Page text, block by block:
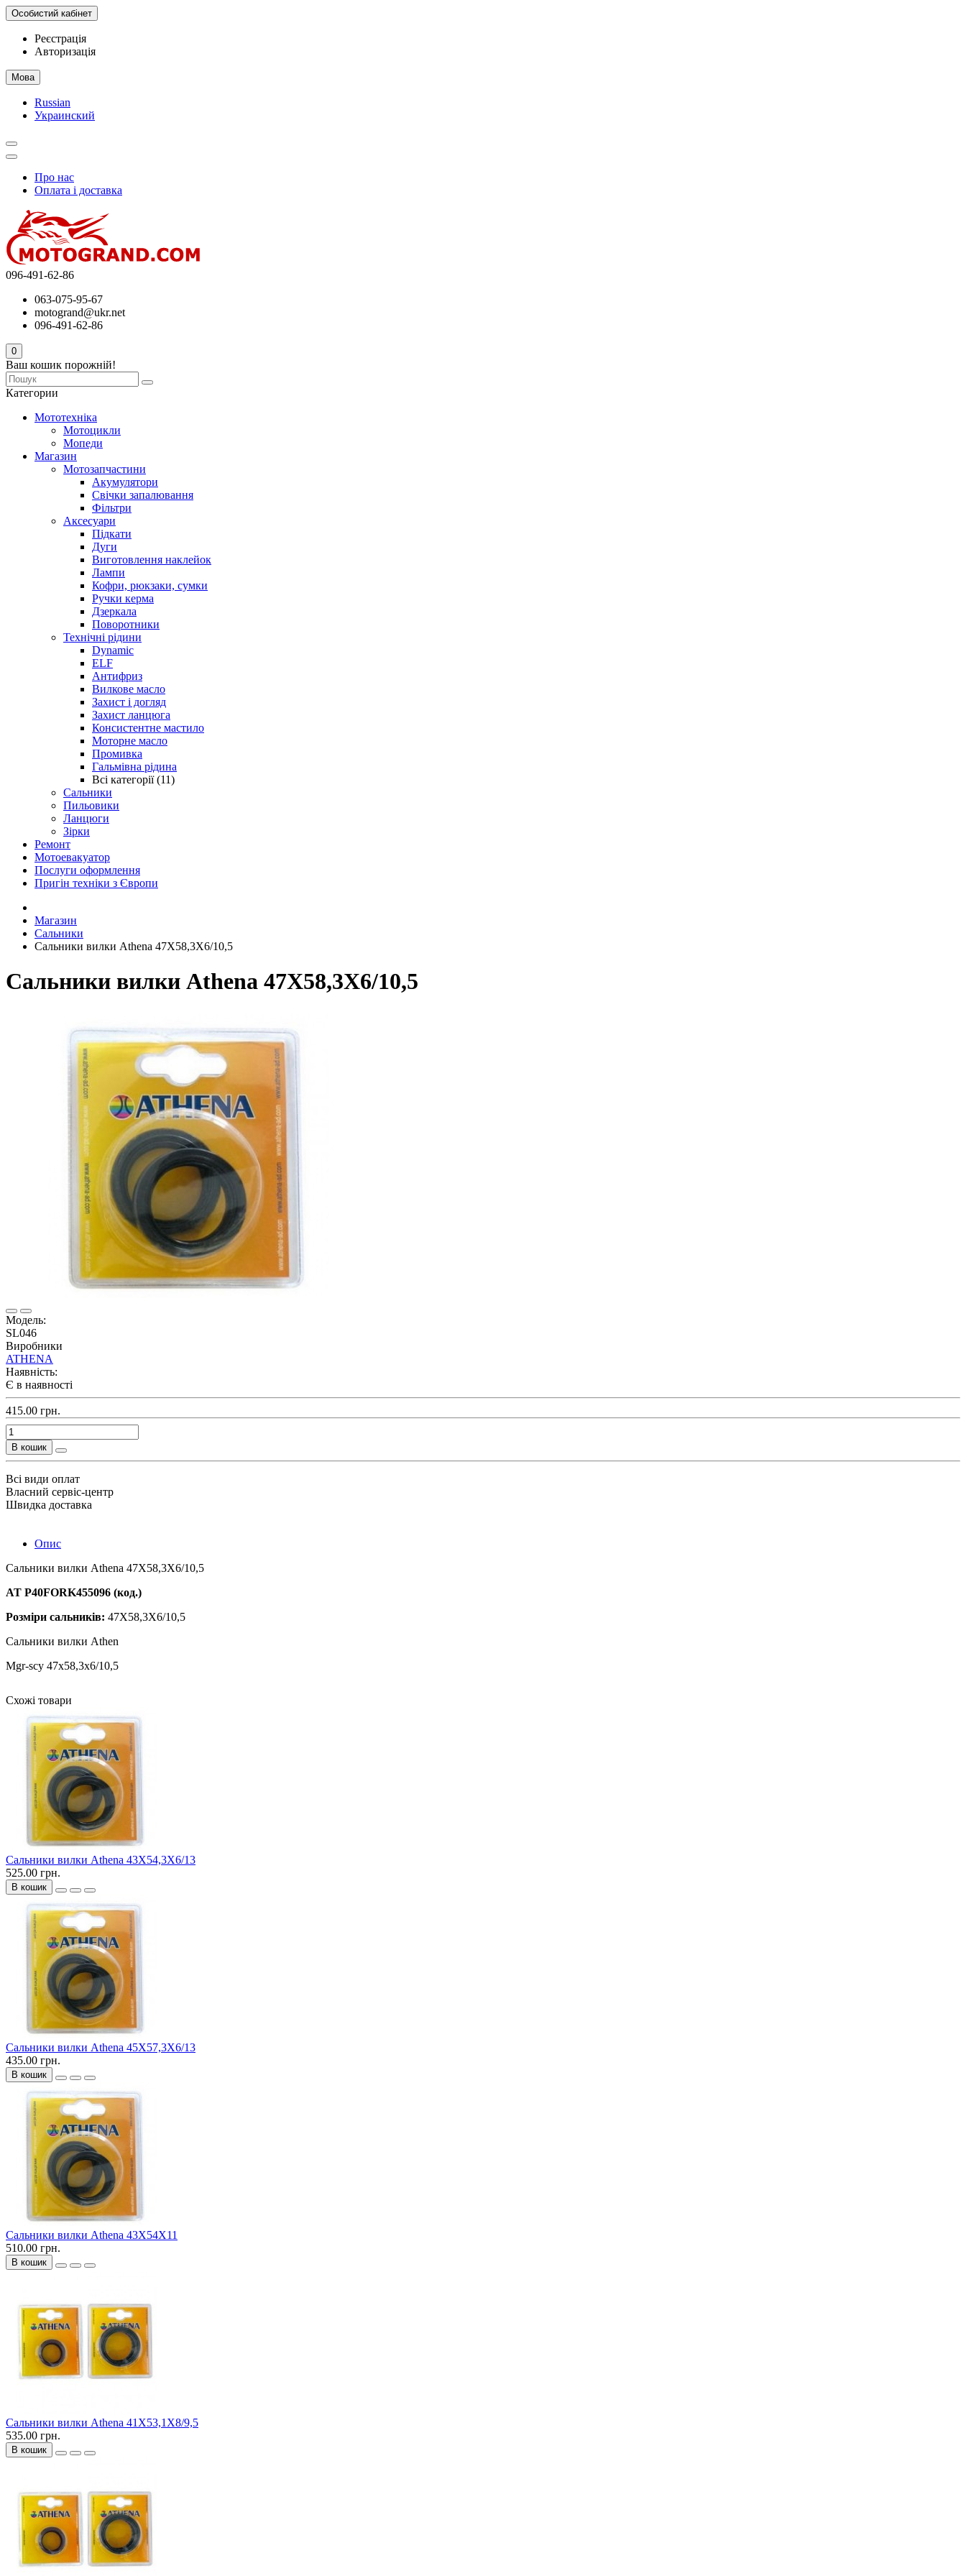
Особистий кабінет
Реєстрація
Авторизація
Мова
Russian
Украинский
Про нас
Оплата і доставка
096-491-62-86
063-075-95-67
motogrand@ukr.net
096-491-62-86
0
Ваш кошик порожній!
Категории
Мототехніка
Мотоцикли
Мопеди
Магазин
Мотозапчастини
Акумулятори
Свічки запалювання
Фільтри
Аксесуари
Підкати
Дуги
Виготовлення наклейок
Лампи
Кофри, рюкзаки, сумки
Ручки керма
Дзеркала
Поворотники
Технічні рідини
Dynamic
ELF
Антифриз
Вилкове масло
Захист і догляд
Захист ланцюга
Консистентне мастило
Моторне масло
Промивка
Гальмівна рідина
Всі категорії (11)
Сальники
Пильовики
Ланцюги
Зірки
Ремонт
Мотоевакуатор
Послуги оформлення
Пригін техніки з Європи
Магазин
Сальники
Сальники вилки Athena 47X58,3X6/10,5
Сальники вилки Athena 47X58,3X6/10,5
Модель:
SL046
Виробники
ATHENA
Наявність:
Є в наявності
415.00 грн.
В кошик
Всі види оплат
Власний сервіс-центр
Швидка доставка
Опис
Сальники вилки Athena 47X58,3X6/10,5
AT P40FORK455096 (код.)
Розміри сальників: 47X58,3X6/10,5
Сальники вилки Athen
Mgr-scy 47x58,3x6/10,5
Схожі товари
Сальники вилки Athena 43X54,3X6/13
525.00 грн.
В кошик
Сальники вилки Athena 45X57,3X6/13
435.00 грн.
В кошик
Сальники вилки Athena 43X54X11
510.00 грн.
В кошик
Сальники вилки Athena 41X53,1X8/9,5
535.00 грн.
В кошик